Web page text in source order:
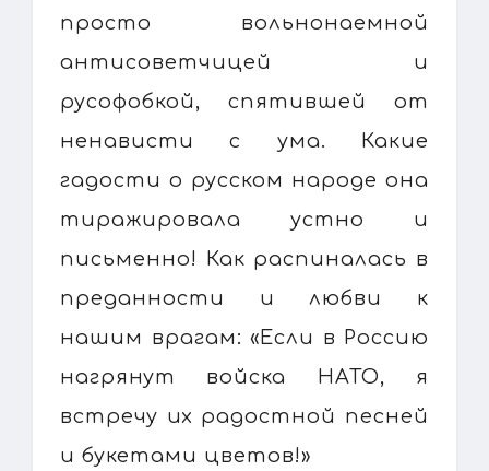
просто вольнонаемной
антисоветчицей и
русофобкой, спятившей от
ненависти с ума. Какие
гадости о русском народе она
тиражировала устно и
письменно! Как распиналась в
преданности и любви к
нашим врагам: «Если в Россию
нагрянут войска НАТО, я
встречу их радостной песней
и букетами цветов!»